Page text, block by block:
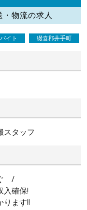
物流の求人
イト 綴喜郡井手町
スタッフ
/
入確保!
ります!!